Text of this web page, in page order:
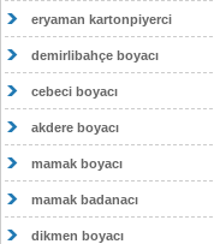
eryaman kartonpiyerci
demirlibahçe boyacı
cebeci boyacı
akdere boyacı
mamak boyacı
mamak badanacı
dikmen boyacı